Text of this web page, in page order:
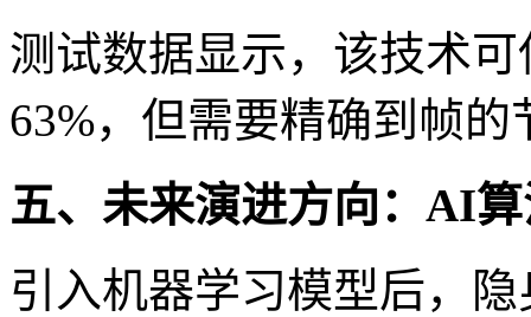
测试数据显示，该技术
63%，但需要精确到帧
五、未来演进方向：AI
引入机器学习模型后，